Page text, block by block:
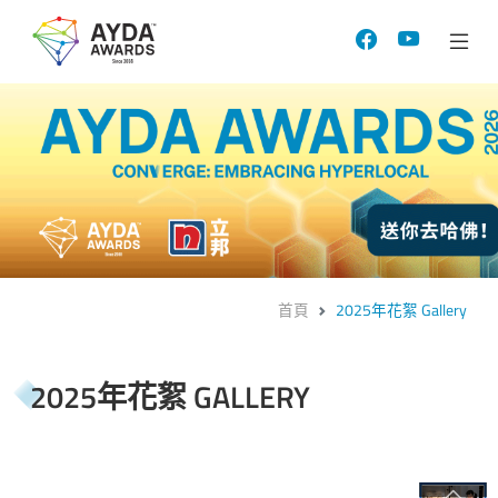
首頁 2025年花絮 Gallery
2025年花絮 GALLERY